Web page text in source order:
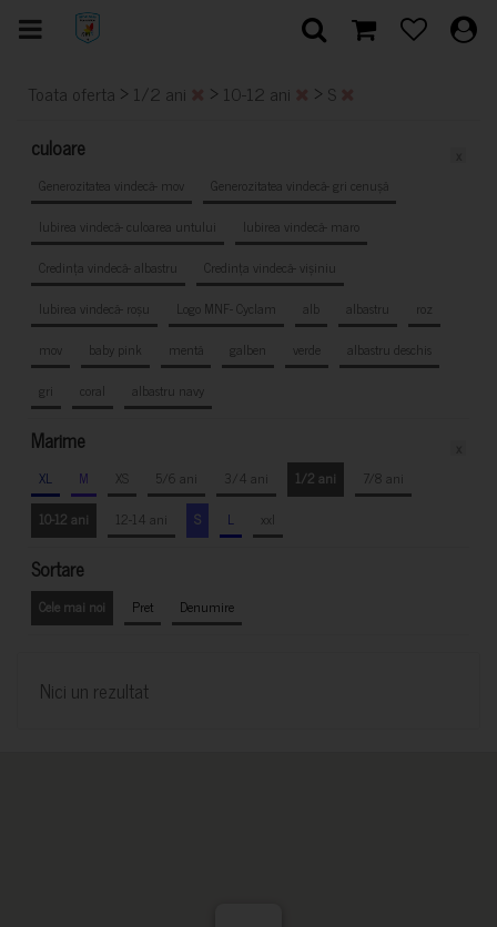
Toata oferta > 1/2 ani > 10-12 ani > S
culoare
Generozitatea vindecă- mov
Generozitatea vindecă- gri cenușă
Iubirea vindecă- culoarea untului
Iubirea vindecă- maro
Credința vindecă- albastru
Credința vindecă- vișiniu
Iubirea vindecă- roșu
Logo MNF- Cyclam alb albastru
roz
mov
baby pink mentă galben verde
albastru deschis
gri
coral albastru navy
Marime
XL M XS 5/6 ani 3/4 ani 1/2 ani
7/8 ani
10-12 ani
12-14 ani S L xxl
Sortare
Cele mai noi Pret Denumire
Nici un rezultat